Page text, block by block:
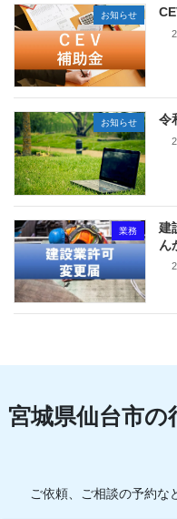
お知らせ
お知らせ 令
業務
建
ん
宮城県仙台市
ご依頼、ご相談の予約な